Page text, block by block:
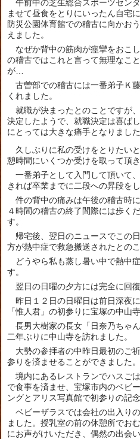
午前中の芝生総合スポーツセン
ませて昼食をとりにいったん自宅
防災公園体育館での稽古に向かお
えました。
なぜか背中の筋肉が痙攣をおこ
の稽古ではこれと言って無理なこ
が…
古曽部での稽古には一番弟子Ｋ
くれました。
就職が決まったとのことですが
決定したようで、就職決定は喜ば
にとっては大きな痛手となりました
久しぶりに私の受けをとりたい
憩時間にいくつか受けを取って頂き
一番弟子として入門して頂いて
きれば卒業までに二段への昇段を
件の背中の痛みは午後の稽古時
４時間の稽古の終了間際には歩く
す。
帰宅後、翌日のニュースでこの
方が熱中症で救急搬送されたとのこ
どうやら私も蒸し暑い中で熱中
す。
翌日の日曜の夕方には完全に回復
昨日１２日の日曜日は前日深夜
「惟人君」の初参りに宝塚の中山
長男大樹家の長女「日奈乃ちゃ
二年ぶりに中山寺を訪れました。
大勢の参拝者の中昨日最初のご
参りを済ませることができました。
境内にあるレストランでハスご
で食事を済ませ、宝塚市内のベビ
ングとアリス写真館で初参りの記
ベビーザラスでは会社の出入り
ました。授乳室の前の休憩所でお
にお声がけいただき、偶然の出会